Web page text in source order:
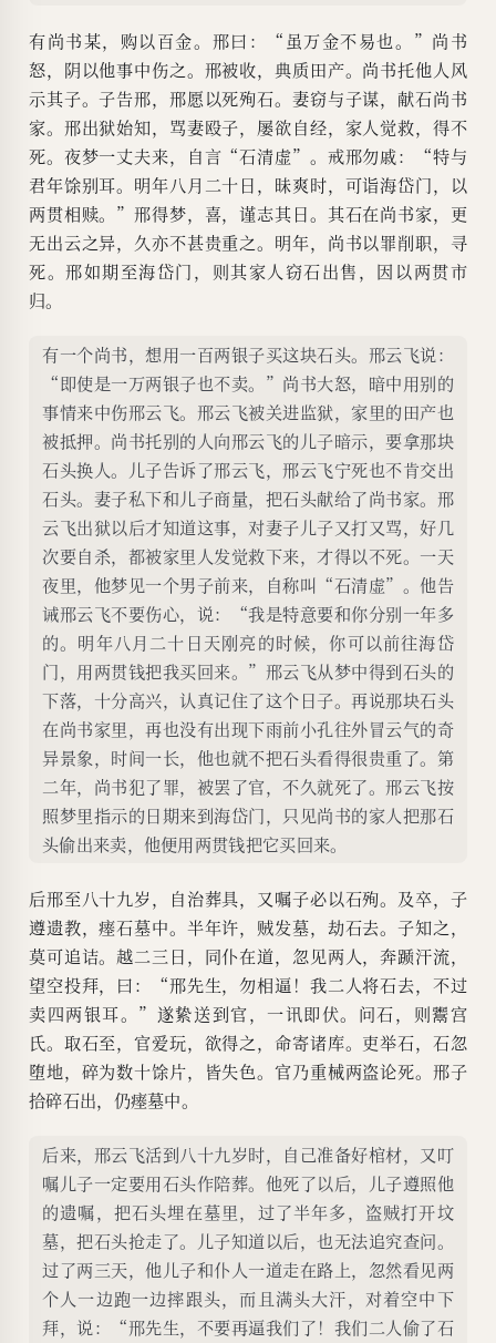
有尚书某，购以百金。邢曰：“虽万金不易也。”尚书
怒，阴以他事中伤之。邢被收，典质田产。尚书托他人风
示其子。子告邢，邢愿以死殉石。妻窃与子谋，献石尚书
家。邢出狱始知，骂妻殴子，屡欲自经，家人觉救，得不
死。夜梦一丈夫来，自言“石清虚”。戒邢勿戚：“特与
君年馀别耳。明年八月二十日，昧爽时，可诣海岱门，以
两贯相赎。”邢得梦，喜，谨志其日。其石在尚书家，更
无出云之异，久亦不甚贵重之。明年，尚书以罪削职，寻
死。邢如期至海岱门，则其家人窃石出售，因以两贯市
归。
有一个尚书，想用一百两银子买这块石头。邢云飞说：
“即使是一万两银子也不卖。”尚书大怒，暗中用别的
事情来中伤邢云飞。邢云飞被关进监狱，家里的田产也
被抵押。尚书托别的人向邢云飞的儿子暗示，要拿那块
石头换人。儿子告诉了邢云飞，邢云飞宁死也不肯交出
石头。妻子私下和儿子商量，把石头献给了尚书家。邢
云飞出狱以后才知道这事，对妻子儿子又打又骂，好几
次要自杀，都被家里人发觉救下来，才得以不死。一天
夜里，他梦见一个男子前来，自称叫“石清虚”。他告
诫邢云飞不要伤心，说：“我是特意要和你分别一年多
的。明年八月二十日天刚亮的时候，你可以前往海岱
门，用两贯钱把我买回来。”邢云飞从梦中得到石头的
下落，十分高兴，认真记住了这个日子。再说那块石头
在尚书家里，再也没有出现下雨前小孔往外冒云气的奇
异景象，时间一长，他也就不把石头看得很贵重了。第
二年，尚书犯了罪，被罢了官，不久就死了。邢云飞按
照梦里指示的日期来到海岱门，只见尚书的家人把那石
头偷出来卖，他便用两贯钱把它买回来。
后邢至八十九岁，自治葬具，又嘱子必以石殉。及卒，子
遵遗教，瘗石墓中。半年许，贼发墓，劫石去。子知之，
莫可追诘。越二三日，同仆在道，忽见两人，奔踬汗流，
望空投拜，曰：“邢先生，勿相逼！我二人将石去，不过
卖四两银耳。”遂絷送到官，一讯即伏。问石，则鬻宫
氏。取石至，官爱玩，欲得之，命寄诸库。吏举石，石忽
堕地，碎为数十馀片，皆失色。官乃重械两盗论死。邢子
拾碎石出，仍瘗墓中。
后来，邢云飞活到八十九岁时，自己准备好棺材，又叮
嘱儿子一定要用石头作陪葬。他死了以后，儿子遵照他
的遗嘱，把石头埋在墓里，过了半年多，盗贼打开坟
墓，把石头抢走了。儿子知道以后，也无法追究查问。
过了两三天，他儿子和仆人一道走在路上，忽然看见两
个人一边跑一边摔跟头，而且满头大汗，对着空中下
拜，说：“邢先生，不要再逼我们了！我们二人偷了石